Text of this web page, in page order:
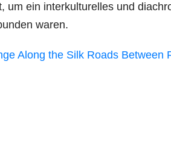
um ein interkulturelles und
waren.
Along the Silk Roads Between